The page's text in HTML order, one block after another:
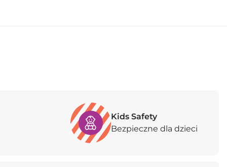
Kids Safety
Bezpieczne dla dzieci